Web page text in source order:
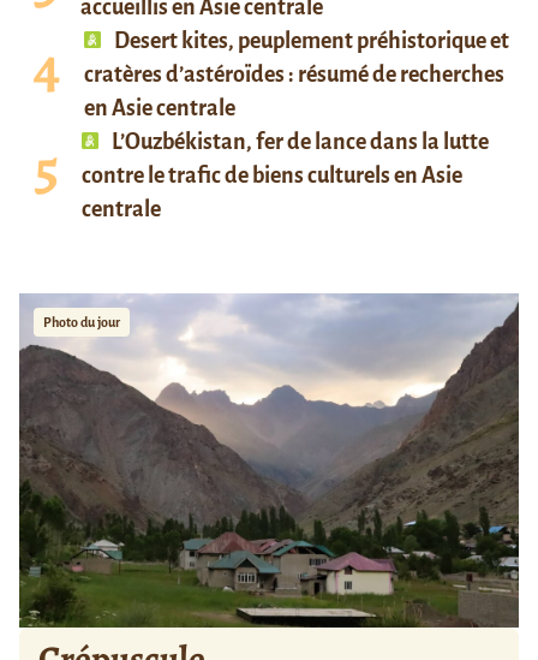
accueillis en Asie centrale
Desert kites, peuplement préhistorique et
cratères d’astéroïdes : résumé de recherches
en Asie centrale
L’Ouzbékistan, fer de lance dans la lutte
contre le trafic de biens culturels en Asie
centrale
Photo du jour